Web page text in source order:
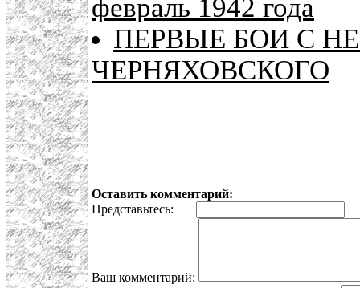
февраль 1942 года
ПЕРВЫЕ БОИ С
ЧЕРНЯХОВСКОГО
Оставить комментарий:
Представьтесь:
Ваш комментарий: